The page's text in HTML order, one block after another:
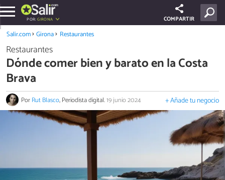
POR:GIRONA COMPARTIR
Salir.com Girona Restaurantes
Restaurantes
Dónde comer bien y barato en la Costa
Brava
PorRut Blasco, Periodista digital.19 junio 2024 + Añade tu negocio